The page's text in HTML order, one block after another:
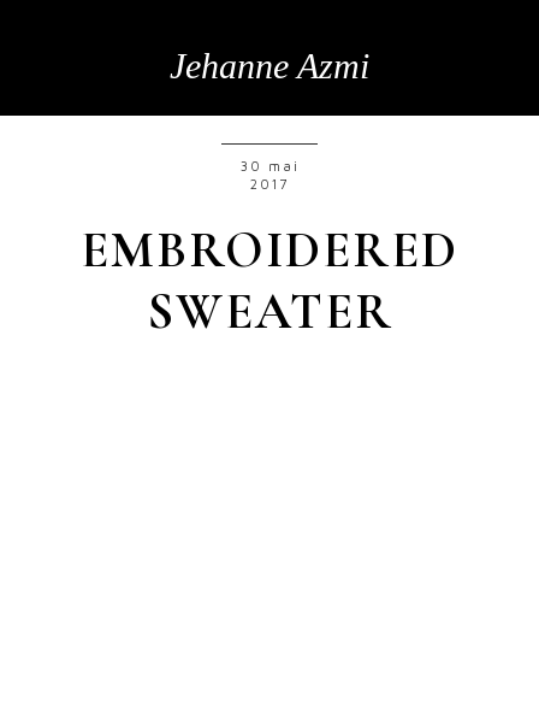
Jehanne Azmi
30 mai
2017
EMBROIDERED
SWEATER